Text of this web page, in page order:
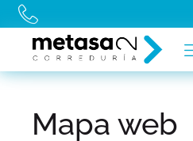
Mapa web